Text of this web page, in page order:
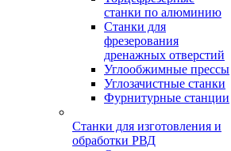
станки по алюминию
Станки для
фрезерования
дренажных отверстий
Углообжимные прессы
Углозачистные станки
Фурнитурные станции
Станки для изготовления и
обработки РВД